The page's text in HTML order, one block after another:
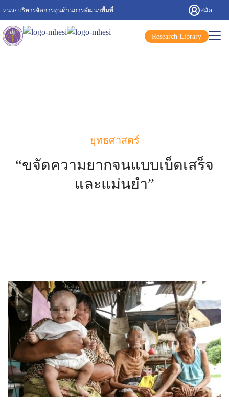
หน่วยบริหารจัดการทุนด้านการพัฒนาพื้นที่
Research Library
ยุทธศาสตร์
“ขจัดความยากจนแบบเบ็ดเสร็จ
และแม่นยำ”